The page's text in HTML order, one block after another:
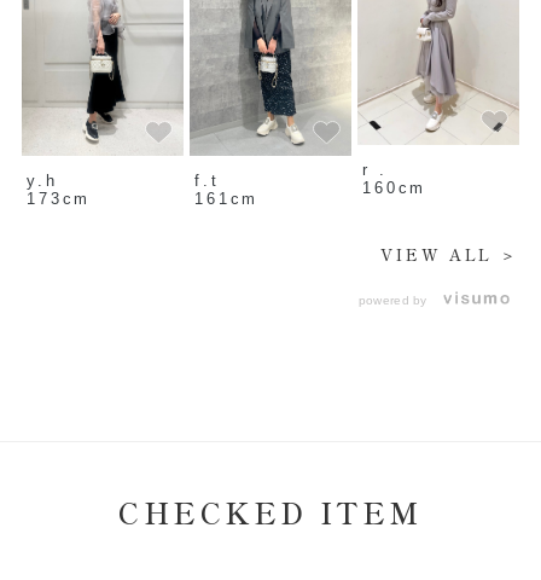
y.h
173cm
f.t
161cm
r .
160cm
powered by
VIEW ALL ＞
CHECKED ITEM